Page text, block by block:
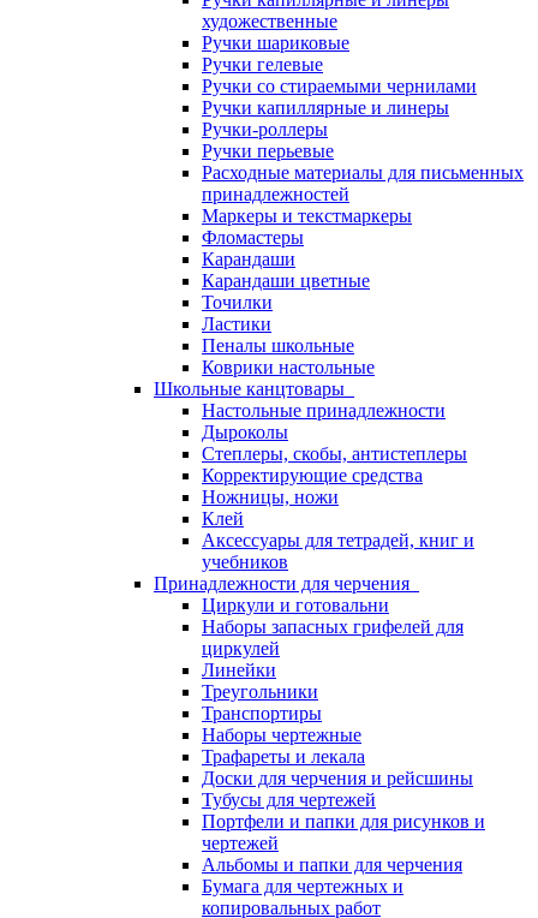
художественные
Ручки шариковые
Ручки гелевые
Ручки со стираемыми чернилами
Ручки капиллярные и линеры
Ручки-роллеры
Ручки перьевые
Расходные материалы для письменных
принадлежностей
Маркеры и текстмаркеры
Фломастеры
Карандаши
Карандаши цветные
Точилки
Ластики
Пеналы школьные
Коврики настольные
Школьные канцтовары
Настольные принадлежности
Дыроколы
Степлеры, скобы, антистеплеры
Корректирующие средства
Ножницы, ножи
Клей
Аксессуары для тетрадей, книг и
учебников
Принадлежности для черчения
Циркули и готовальни
Наборы запасных грифелей для
циркулей
Линейки
Треугольники
Транспортиры
Наборы чертежные
Трафареты и лекала
Доски для черчения и рейсшины
Тубусы для чертежей
Портфели и папки для рисунков и
чертежей
Альбомы и папки для черчения
Бумага для чертежных и
копировальных работ